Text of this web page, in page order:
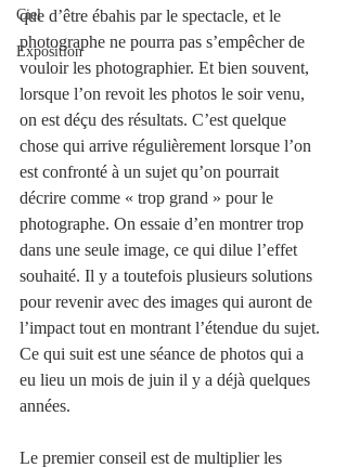
Ciel
Exposition
que d’être ébahis par le spectacle, et le
photographe ne pourra pas s’empêcher de
vouloir les photographier. Et bien souvent,
lorsque l’on revoit les photos le soir venu,
on est déçu des résultats. C’est quelque
chose qui arrive régulièrement lorsque l’on
est confronté à un sujet qu’on pourrait
décrire comme « trop grand » pour le
photographe. On essaie d’en montrer trop
dans une seule image, ce qui dilue l’effet
souhaité. Il y a toutefois plusieurs solutions
pour revenir avec des images qui auront de
l’impact tout en montrant l’étendue du sujet.
Ce qui suit est une séance de photos qui a
eu lieu un mois de juin il y a déjà quelques
années.
Le premier conseil est de multiplier les